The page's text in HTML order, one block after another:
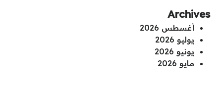
Archives
أغسطس 2026
يوليو 2026
يونيو 2026
مايو 2026